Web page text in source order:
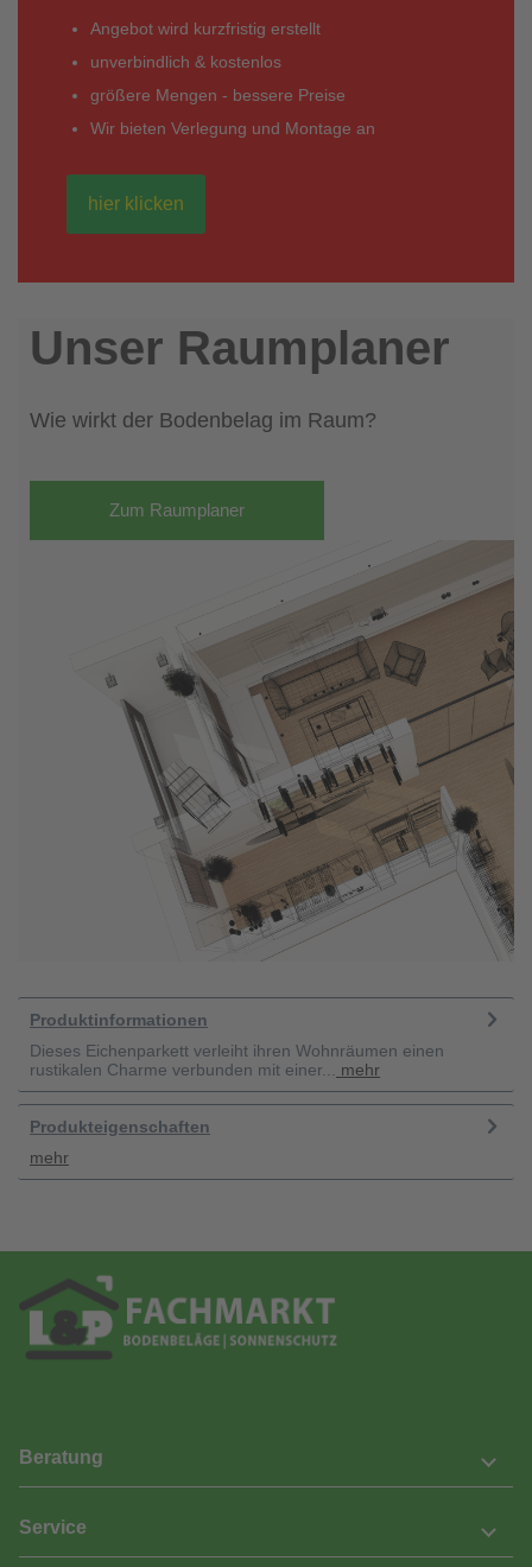
Angebot wird kurzfristig erstellt
unverbindlich & kostenlos
größere Mengen - bessere Preise
Wir bieten Verlegung und Montage an
hier klicken
Unser Raumplaner
Wie wirkt der Bodenbelag im Raum?
Zum Raumplaner
Produktinformationen
Dieses Eichenparkett verleiht ihren Wohnräumen einen
rustikalen Charme verbunden mit einer...
mehr
Produkteigenschaften
mehr
Beratung
Service